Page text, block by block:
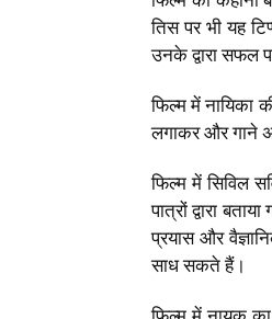
तिस पर भी यह
उनके द्वारा सफल
फिल्म में नायिका
लगाकर और गाने
फिल्म में सिविल
पात्रों द्वारा
प्रयास और
साध सकते हैं।